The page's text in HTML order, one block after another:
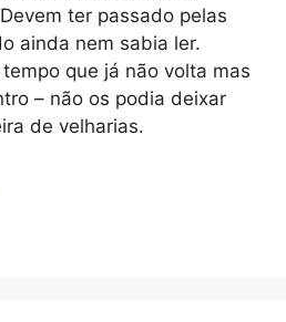
ter passado pelas
ainda nem sabia ler.
que já não volta mas
– não os podia deixar
de velharias.